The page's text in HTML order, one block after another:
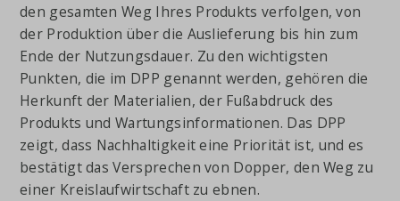
den gesamten Weg Ihres Produkts verfolgen, von
der Produktion über die Auslieferung bis hin zum
Ende der Nutzungsdauer. Zu den wichtigsten
Punkten, die im DPP genannt werden, gehören die
Herkunft der Materialien, der Fußabdruck des
Produkts und Wartungsinformationen. Das DPP
zeigt, dass Nachhaltigkeit eine Priorität ist, und es
bestätigt das Versprechen von Dopper, den Weg zu
einer Kreislaufwirtschaft zu ebnen.